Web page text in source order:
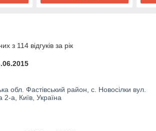
з 114 відгуків за рік
обл. Фастівський район, с. Новосілки вул.
2-а, Київ, Україна